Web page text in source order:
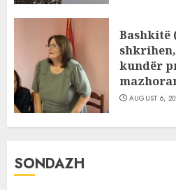
Bashkitë
kundër
AUGUST 6,
SONDAZH